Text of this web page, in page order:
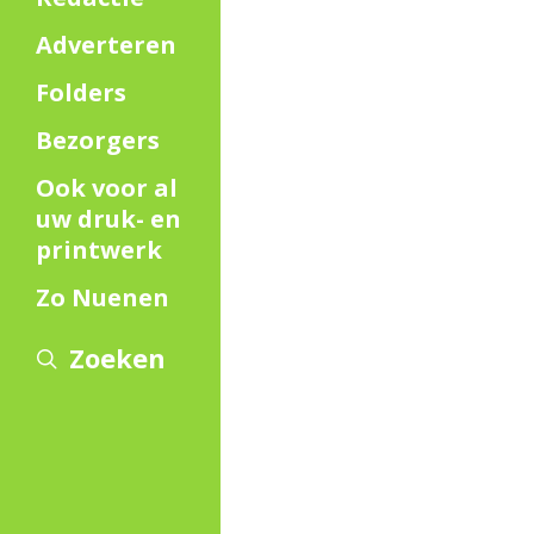
Adverteren
Folders
Bezorgers
Ook voor al
uw druk- en
printwerk
Zo Nuenen
Zoeken